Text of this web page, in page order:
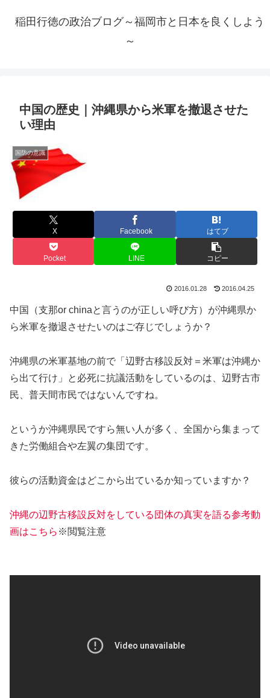
稲田行徳の政治ブログ～福岡市と日本を良くしよう
～
中国の歴史｜沖縄県から米軍を撤退させた
い理由
国防の意識
X Facebook はてブ
Pocket LINE コピー
2016.01.28 2016.04.25
中国（支那or chinaと言うのが正しい呼び方）が沖縄県か
ら米軍を撤退させたいのはご存じでしょうか？
沖縄県の米軍基地の前で「辺野古移設反対＝米軍は沖縄か
ら出て行け」と必死に抗議活動をしているのは、辺野古市
民、普天間市民ではないんですね。
というか沖縄県民ですら無い人が多く、全国から集まって
きた労働組合や左翼の集団です。
彼らの活動資金はどこから出ているか知っていますか？
沖縄の辺野古移設反対をしている団体の真実を語る参考動
画はこちら ※閲覧注意